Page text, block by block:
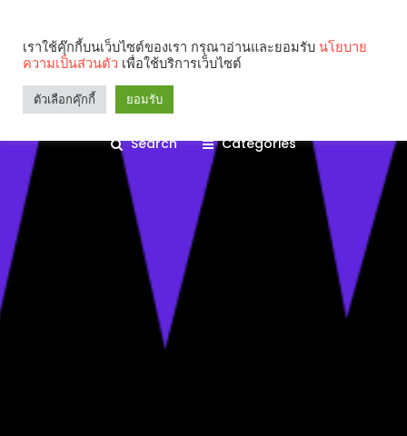
Search Categories
คุณกำลังอ่าน:
เราใช้คุ๊กกี้บนเว็บไซต์ของเรา กรุณาอ่านและยอมรับ นโยบาย
ความเป็นส่วนตัว เพื่อใช้บริการเว็บไซต์
ตัวเลือกคุ๊กกี้ ยอมรับ